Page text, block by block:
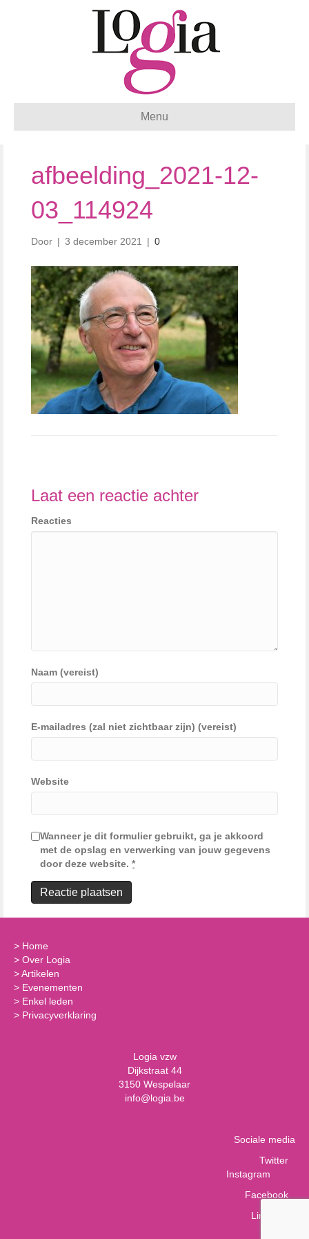
Menu
afbeelding_2021-12-
03_114924
Door | 3 december 2021 | 0
Laat een reactie achter
Reacties
Naam (vereist)
E-mailadres (zal niet zichtbaar zijn) (vereist)
Website
Wanneer je dit formulier gebruikt, ga je akkoord
met de opslag en verwerking van jouw gegevens
door deze website. *
> Home
> Over Logia
>Artikelen
> Evenementen
> Enkel leden
> Privacyverklaring
Logia vzw
Dijkstraat 44
3150 Wespelaar
info@logia.be
Sociale media
Twitter
Instagram
Facebook
LinkedIn